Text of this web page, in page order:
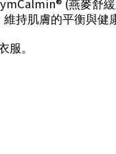
(燕麥舒
持肌膚的平衡與健
服。